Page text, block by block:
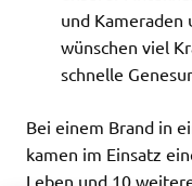
und Kameraden
wünschen viel
schnelle
Bei einem Brand in
kamen im Einsatz
Leben und 10